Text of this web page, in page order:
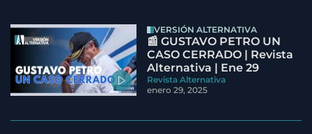
VERSIÓN ALTERNATIVA
📰 GUSTAVO PETRO UN
CASO CERRADO | Revista
Alternativa | Ene 29
Revista Alternativa
enero 29, 2025